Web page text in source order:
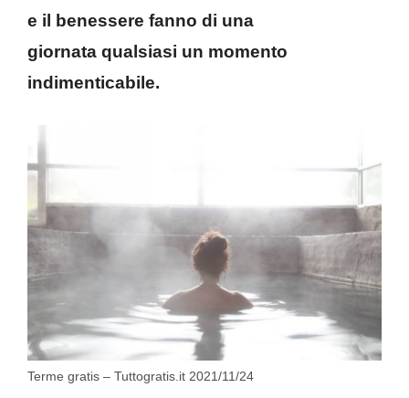
e il benessere fanno di una
giornata qualsiasi un momento
indimenticabile.
Terme gratis – Tuttogratis.it 2021/11/24